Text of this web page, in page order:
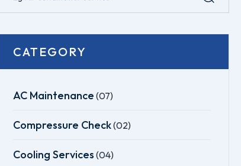
CATEGORY
AC Maintenance (07)
Compressure Check(02)
Cooling Services (04)